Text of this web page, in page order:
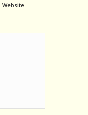
Website